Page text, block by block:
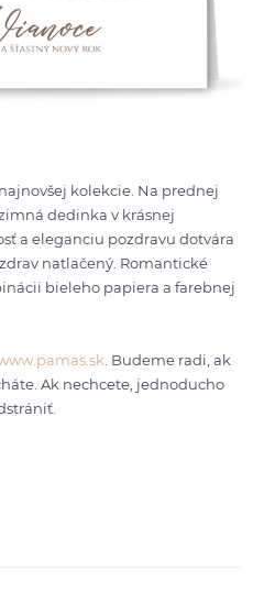
kolekcie. Na prednej
dedinka v krásnej
a eleganciu pozdravu dotvára
natlačený. Romantické
bieleho papiera a farebnej
. Budeme radi, ak
Ak nechcete, jednoducho